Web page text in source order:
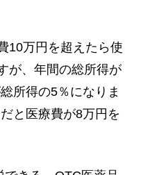
10万円を超えたら使
が、年間の総所得が
所得の5％になりま
と医療費が8万円を